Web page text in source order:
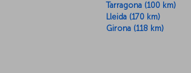
Tarragona (100 km)
Lleida (170 km)
Girona (118 km)